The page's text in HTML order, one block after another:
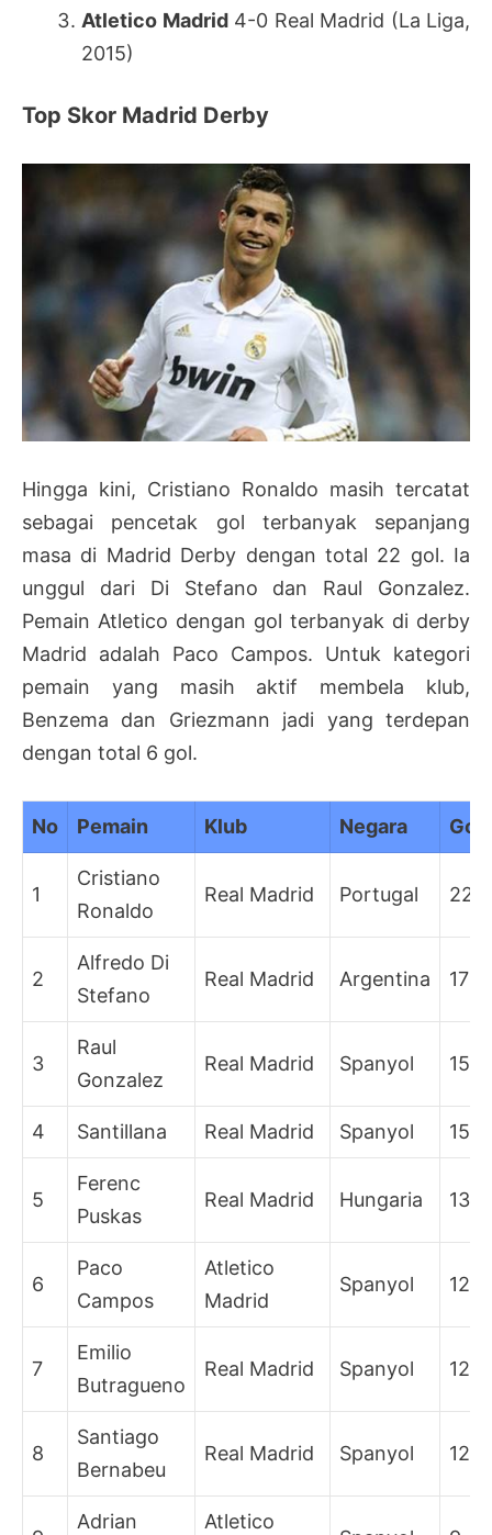
Atletico Madrid4-0 Real Madrid (La Liga,
2015)
Top Skor Madrid Derby
Hingga kini, Cristiano Ronaldo masih tercatat
sebagai pencetak gol terbanyak sepanjang
masa di Madrid Derby dengan total 22 gol. Ia
unggul dari Di Stefano dan Raul Gonzalez.
Pemain Atletico dengan gol terbanyak di derby
Madrid adalah Paco Campos. Untuk kategori
pemain yang masih aktif membela klub,
Benzema dan Griezmann jadi yang terdepan
dengan total 6 gol.
No Pemain Klub Negara Gol
1
Cristiano
Ronaldo
Real Madrid Portugal 22
2
Alfredo Di
Stefano
Real Madrid Argentina 17
3
Raul
Gonzalez
Real Madrid Spanyol 15
4 Santillana Real Madrid Spanyol 15
5
Ferenc
Puskas
Real Madrid Hungaria 13
6
Paco
Campos
Atletico
Madrid
Spanyol 12
7
Emilio
Butragueno
Real Madrid Spanyol 12
8
Santiago
Bernabeu
Real Madrid Spanyol 12
Adrian Atletico